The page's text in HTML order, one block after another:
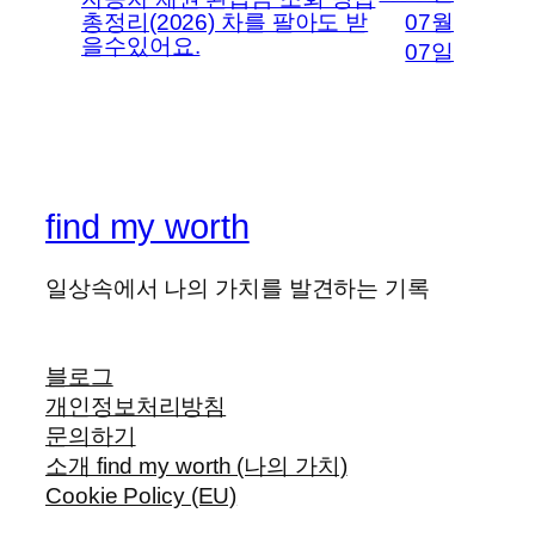
총정리(2026) 차를 팔아도 받
을수있어요.
07월
07일
find my worth
일상속에서 나의 가치를 발견하는 기록
블로그
개인정보처리방침
문의하기
소개 find my worth (나의 가치)
Cookie Policy (EU)